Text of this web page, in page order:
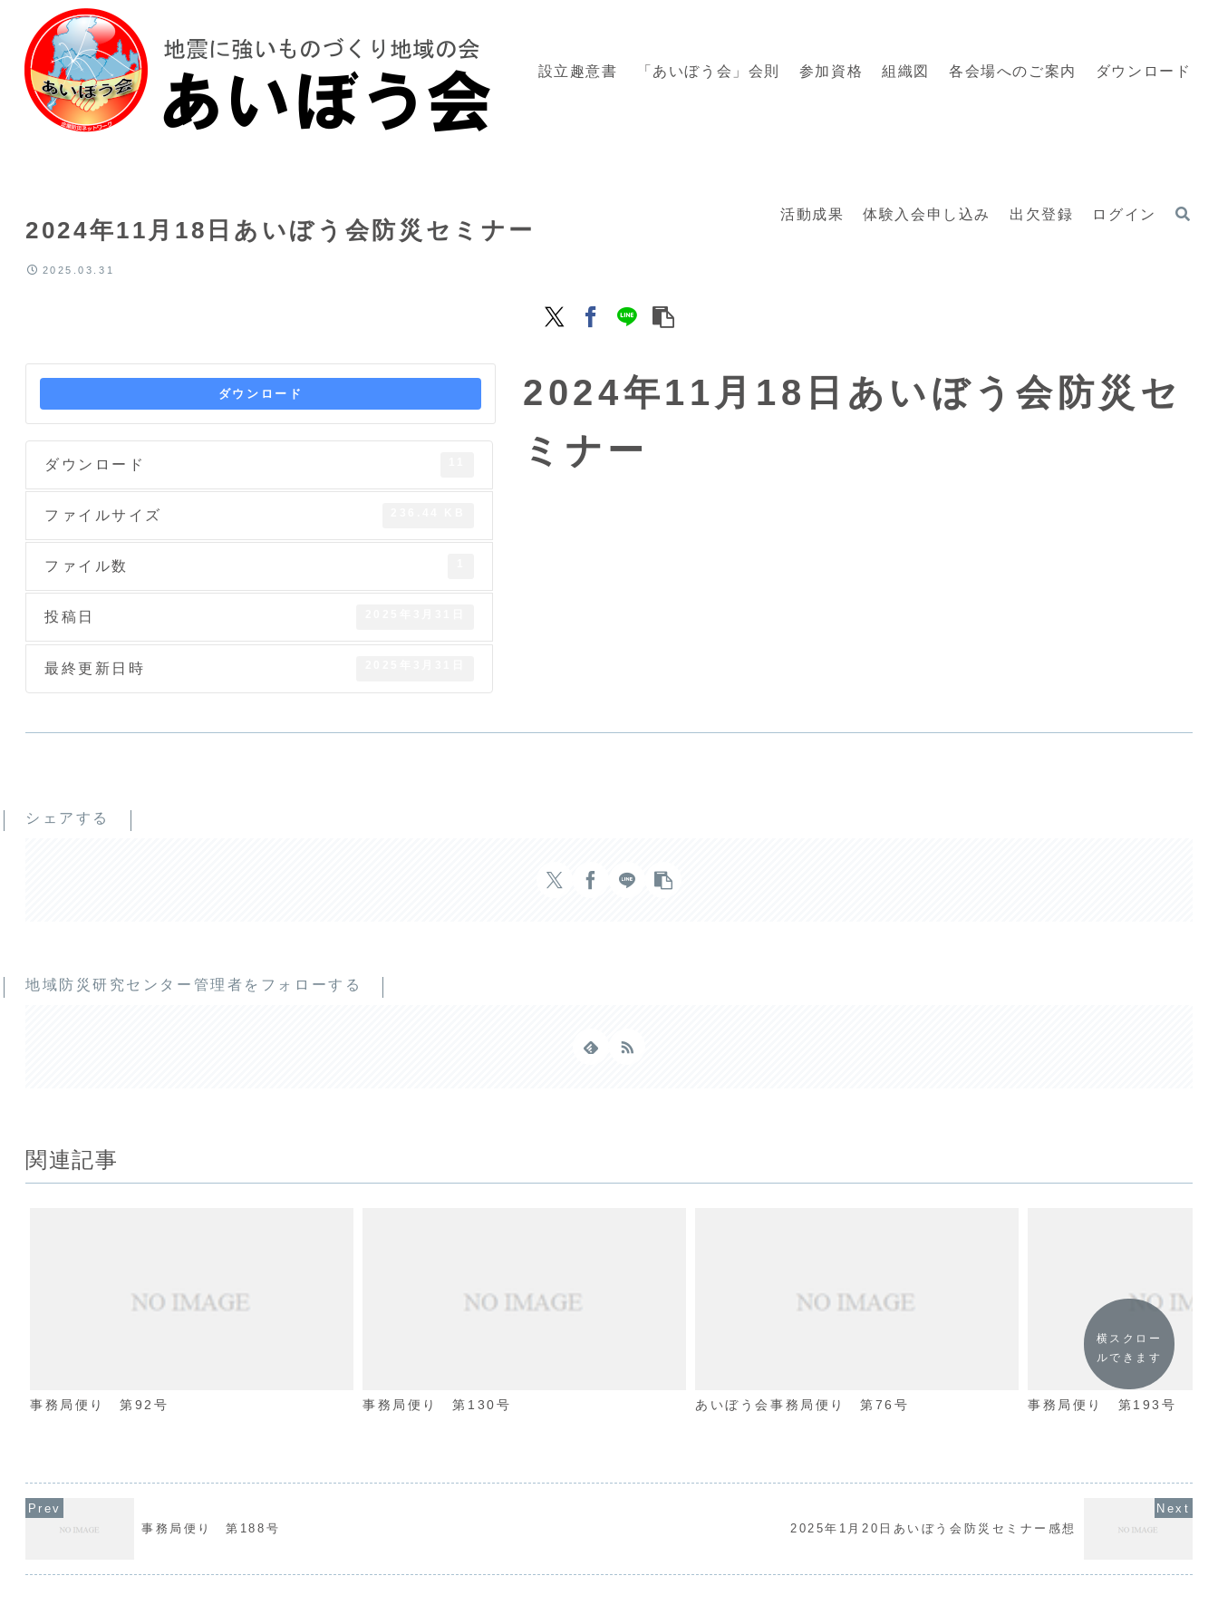
設立趣意書 「あいぼう会」会則 参加資格 組織図 各会場へのご案内 ダウンロード
活動成果 体験入会申し込み 出欠登録 ログイン
2024年11月18日あいぼう会防災セミナー
2025.03.31
ダウンロード
ダウンロード
ファイルサイズ
ファイル数
投稿日
最終更新日時
2024年11月18日あいぼう会防災セ
ミナー
シェアする
地域防災研究センター管理者をフォローする
関連記事
事務局便り 第92号 事務局便り 第130号 あいぼう会事務局便り 第76号 事務局便り 第193号
横スクロー
ルできます
事務局便り 第188号 2025年1月20日あいぼう会防災セミナー感想